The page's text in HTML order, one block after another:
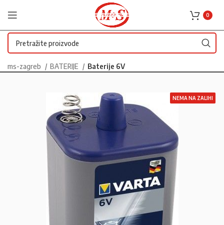
0
ms-zagreb BATERIJE Baterije 6V
NEMA NA ZALIHI